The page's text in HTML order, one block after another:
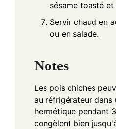
sésame toasté
Servir chaud en
ou en salade.
Notes
Les pois chiches
au réfrigérateur dans
hermétique pendant
congèlent bien